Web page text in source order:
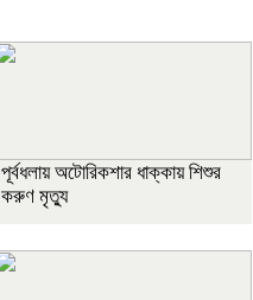
পূর্বধলায় অটোরিকশার ধাক্কায় শিশুর
করুণ মৃত্যু